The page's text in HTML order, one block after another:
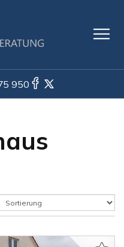
950